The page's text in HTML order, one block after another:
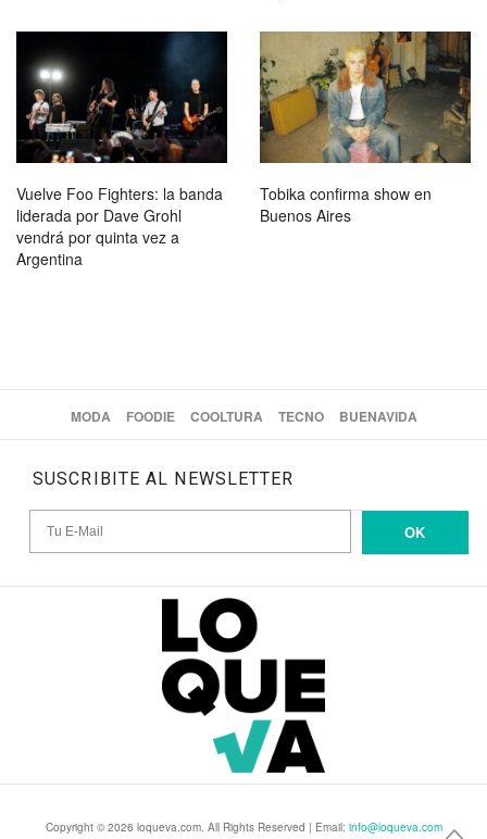
Vuelve Foo Fighters: la banda
liderada por Dave Grohl
vendrá por quinta vez a
Argentina
Tobika confirma show en
Buenos Aires
MODA FOODIE COOLTURA TECNO BUENAVIDA
SUSCRIBITE AL NEWSLETTER
OK
Copyright © 2026 loqueva.com. All Rights Reserved | Email: info@loqueva.com